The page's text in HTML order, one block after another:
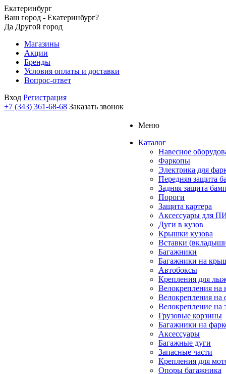
Екатеринбург
Ваш город - Екатеринбург?
Да Другой город
Магазины
Акции
Бренды
Условия оплаты и доставки
Вопрос-ответ
Вход Регистрация
+7 (343) 361-68-68 Заказать звонок
Меню
Каталог
Навесное
Фаркопы
Электрика для
Передняя защита
Задняя защита
Пороги
Защита картера
Аксессуары для
Дуги в кузов
Крышки кузова
Вставки
Багажники
Багажники на
Автобоксы
Крепления для
Велокрепления
Велокрепления на
Велокрепление на
Грузовые корзины
Багажники на
Аксессуары
Багажные дуги
Запасные части
Крепления для
Опоры багажника